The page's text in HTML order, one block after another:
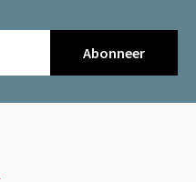
Abonneer